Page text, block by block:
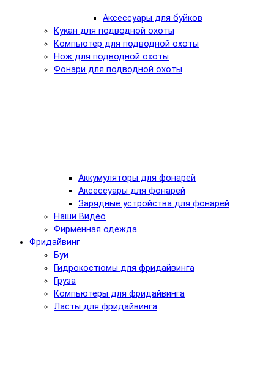
Аксессуары для буйков
Кукан для подводной охоты
Компьютер для подводной охоты
Нож для подводной охоты
Фонари для подводной охоты
Аккумуляторы для фонарей
Аксессуары для фонарей
Зарядные устройства для фонарей
Наши Видео
Фирменная одежда
Фридайвинг
Буи
Гидрокостюмы для фридайвинга
Груза
Компьютеры для фридайвинга
Ласты для фридайвинга